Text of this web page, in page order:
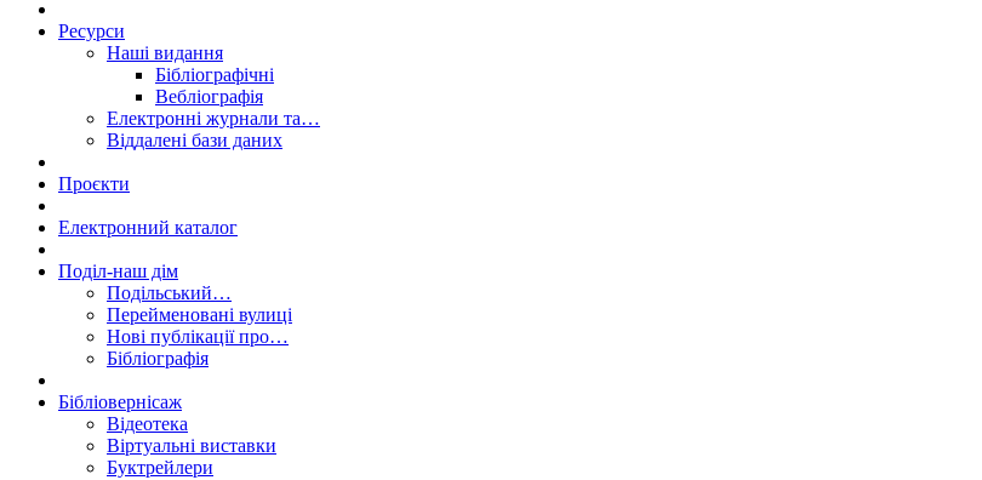
Ресурси
Наші видання
Бібліографічні
Вебліографія
Електронні журнали та…
Віддалені бази даних
Проєкти
Електронний каталог
Поділ-наш дім
Подільський…
Перейменовані вулиці
Нові публікації про…
Бібліографія
Бібліовернісаж
Відеотека
Віртуальні виставки
Буктрейлери